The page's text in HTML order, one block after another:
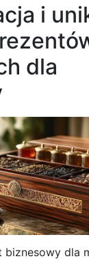
i
dla
biznesowy dla